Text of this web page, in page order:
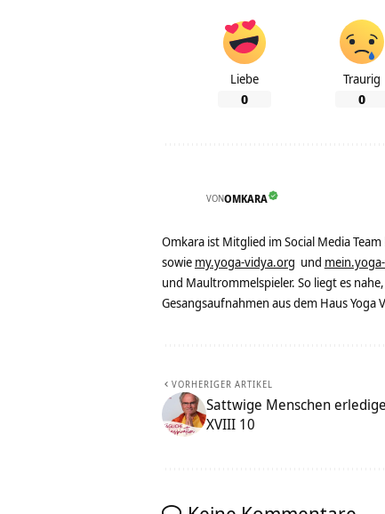
Liebe
0
Traurig
0
VONOMKARA
Omkara ist Mitglied im Social Media
sowie my.yoga-vidya.org und
und Maultrommelspieler. So liegt es
Gesangsaufnahmen aus dem Haus Yoga
VORHERIGER ARTIKEL
Sattwige Menschen
XVIII 10